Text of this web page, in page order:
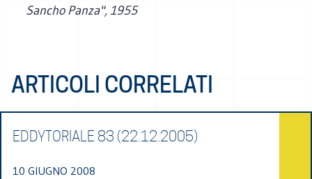
Sancho Panza", 1955
ARTICOLI CORRELATI
EDDYTORIALE 83 (22.12.2005)
10 GIUGNO 2008